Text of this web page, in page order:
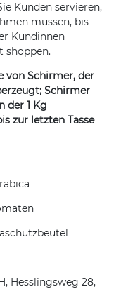
Kunden servieren,
müssen, bis
Kundinnen
shoppen.
von Schirmer, der
Schirmer
der 1 Kg
zur letzten Tasse
Hesslingsweg 28,